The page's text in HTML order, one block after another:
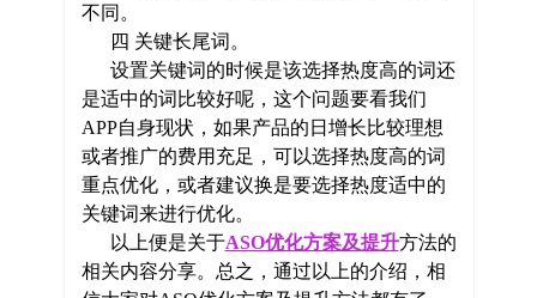
不同。
四 关键长尾词。
设置关键词的时候是该选择热度高的词还
是适中的词比较好呢，这个问题要看我们
APP自身现状，如果产品的日增长比较理想
或者推广的费用充足，可以选择热度高的词
重点优化，或者建议换是要选择热度适中的
关键词来进行优化。
以上便是关于ASO优化方案及提升方法的
相关内容分享。总之，通过以上的介绍，相